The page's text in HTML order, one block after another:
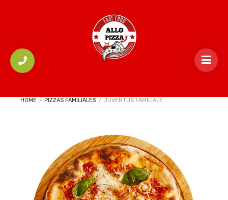
HOME / PIZZAS FAMILIALES / JUVENTUS FAMILIALE